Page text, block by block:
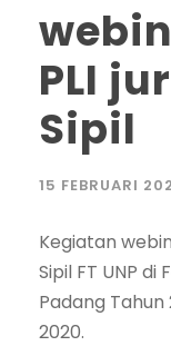
PLI
Sipil
15 FEBRUARI
Kegiatan
Sipil FT UNP
Padang
2020.